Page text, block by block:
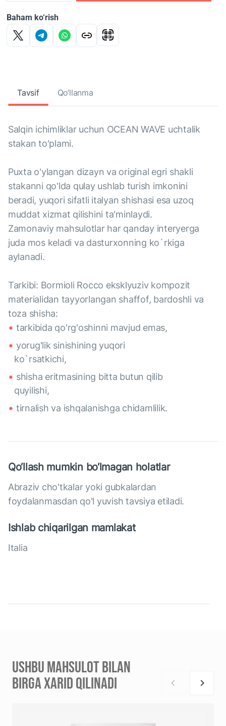
Baham ko‘rish
Tavsif Qo‘llanma
Salqin ichimliklar uchun OCEAN WAVE uchtalik
stakan to'plami.
Puxta o'ylangan dizayn va original egri shakli
stakanni qo'lda qulay ushlab turish imkonini
beradi, yuqori sifatli italyan shishasi esa uzoq
muddat xizmat qilishini ta'minlaydi.
Zamonaviy mahsulotlar har qanday interyerga
juda mos keladi va dasturxonning ko`rkiga
aylanadi.
Tarkibi: Bormioli Rocco eksklyuziv kompozit
materialidan tayyorlangan shaffof, bardoshli va
toza shisha:
tarkibida qo'rg'oshinni mavjud emas,
yorug'lik sinishining yuqori
ko`rsatkichi,
shisha eritmasining bitta butun qilib
quyilishi,
tirnalish va ishqalanishga chidamlilik.
Qo‘llash mumkin bo‘lmagan holatlar
Abraziv cho'tkalar yoki gubkalardan
foydalanmasdan qo'l yuvish tavsiya etiladi.
Ishlab chiqarilgan mamlakat
Italia
USHBU MAHSULOT BILAN
BIRGA XARID QILINADI